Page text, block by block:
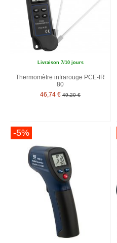
Livraison 7/10 jours
Thermomètre infrarouge PCE-IR
80
46,74 € 49,20 €
-5%